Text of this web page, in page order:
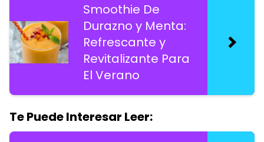
Smoothie De
Durazno y Menta:
Refrescante y
Revitalizante Para
El Verano
Te Puede Interesar Leer: